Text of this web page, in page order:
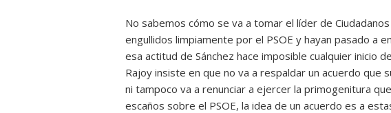
No sabemos cómo se va a tomar el líder de
engullidos limpiamente por el PSOE y hayan pasado a
esa actitud de Sánchez hace imposible cualquier inicio
Rajoy insiste en que no va a respaldar un acuerdo que
ni tampoco va a renunciar a ejercer la primogenitura
escaños sobre el PSOE, la idea de un acuerdo es a